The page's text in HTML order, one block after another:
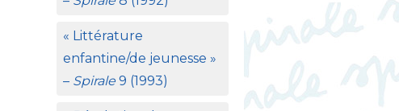
« Littérature
enfantine/de jeunesse »
– Spirale9 (1993)